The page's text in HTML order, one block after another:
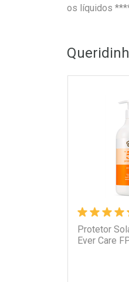
os líquidos
Protetor
Ever Care